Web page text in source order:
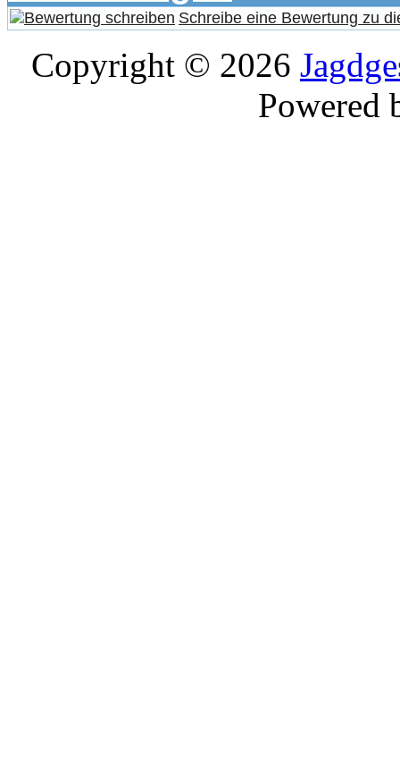
Schreibe eine Bewertung zu
Copyright © 2026
Powered